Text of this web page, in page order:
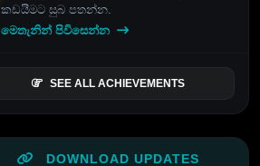
කඩයීමට සුබ පතන්න.
මෙතැනින් පිවිසෙන්න
SEE ALL ACHIEVEMENTS
DOWNLOAD UPDATES